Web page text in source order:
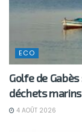
ECO
Golfe de
déchets
4 AOÛT 2026